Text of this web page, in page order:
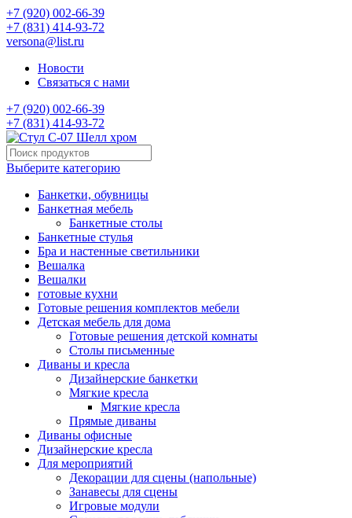
+7 (920) 002-66-39
+7 (831) 414-93-72
versona@list.ru
Новости
Связаться с нами
+7 (920) 002-66-39
+7 (831) 414-93-72
Выберите категорию
Банкетки, обувницы
Банкетная мебель
Банкетные столы
Банкетные стулья
Бра и настенные светильники
Вешалка
Вешалки
готовые кухни
Готовые решения комплектов мебели
Детская мебель для дома
Готовые решения детской комнаты
Столы письменные
Диваны и кресла
Дизайнерские банкетки
Мягкие кресла
Мягкие кресла
Прямые диваны
Диваны офисные
Дизайнерские кресла
Для мероприятий
Декорации для сцены (напольные)
Занавесы для сцены
Игровые модули